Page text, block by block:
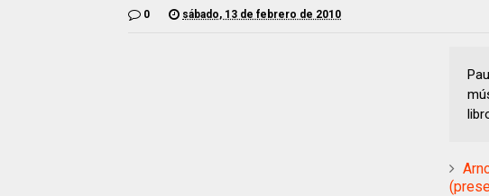
0 sábado, 13 de febrero de 2010